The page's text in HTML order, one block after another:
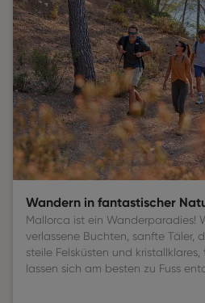
Wandern in fantastischer
Mallorca ist ein Wanderparadies!
verlassene Buchten, sanfte Täler,
steile Felsküsten und
lassen sich am besten zu Fuss